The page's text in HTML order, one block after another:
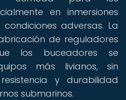
en inmersiones
adversas. La
de reguladores
los buceadores se
más livianos, sin
y durabilidad
submarinos.